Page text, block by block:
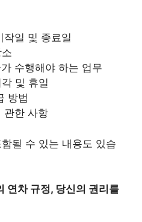
작일 및 종료일
수행해야 하는 업무
및 휴일
방법
관한 사항
될 수 있는 내용도 있습
연차 규정, 당신의 권리를